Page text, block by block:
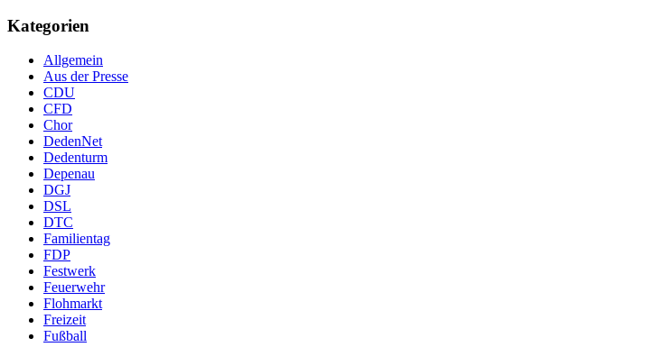
Kategorien
Allgemein
Aus der Presse
CDU
CFD
Chor
DedenNet
Dedenturm
Depenau
DGJ
DSL
DTC
Familientag
FDP
Festwerk
Feuerwehr
Flohmarkt
Freizeit
Fußball